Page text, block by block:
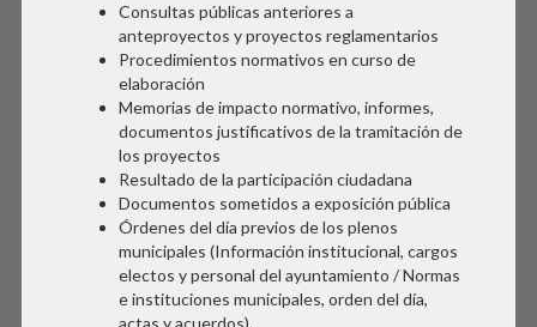
Consultas públicas anteriores a
anteproyectos y proyectos reglamentarios
Procedimientos normativos en curso de
elaboración
Memorias de impacto normativo, informes,
documentos justificativos de la tramitación de
los proyectos
Resultado de la participación ciudadana
Documentos sometidos a exposición pública
Órdenes del día previos de los plenos
municipales (Información institucional, cargos
electos y personal del ayuntamiento / Normas
e instituciones municipales, orden del día,
actas y acuerdos).